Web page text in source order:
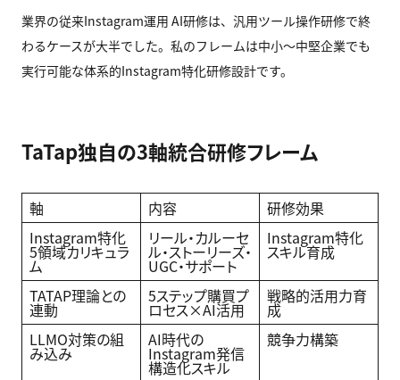
業界の従来Instagram運用 AI研修は、汎用ツール操作研修で終
わるケースが大半でした。私のフレームは中小〜中堅企業でも
実行可能な体系的Instagram特化研修設計です。
TaTap独自の3軸統合研修フレーム
軸 内容
研修効果
Instagram特化
5領域カリキュラ
ム
リール・カルーセ
ル・ストーリーズ・
UGC・サポート
Instagram特化
スキル育成
TATAP理論との
連動
5ステップ購買プ
ロセス×AI活用
戦略的活用力育
成
LLMO対策の組
み込み
AI時代の
Instagram発信
構造化スキル
競争力構築